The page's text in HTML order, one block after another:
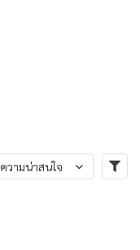
ความน่าสนใจ